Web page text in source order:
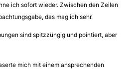
ich sofort wieder. Zwischen den Zeilen
das mag ich sehr.
sind spitzzüngig und pointiert, aber
mich mit einem ansprechenden